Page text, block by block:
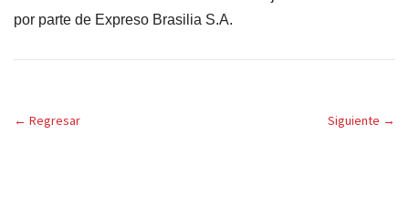
por parte de Expreso Brasilia S.A.
← Regresar Siguiente →